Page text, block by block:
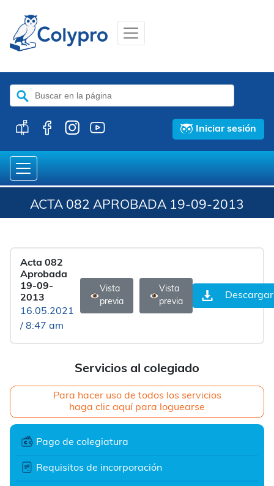
Buscar:
Iniciar sesión
ACTA 082 APROBADA 19-09-2013
Servicios al colegiado
Para hacer uso de todos los servicios
haga clic aquí para loguearse
Pago de colegiatura
Requisitos de incorporación
Acta 082
Aprobada
19-09-
2013
16.05.2021
/ 8:47 am
Vista
previa
Vista
previa
Descargar